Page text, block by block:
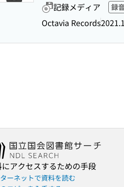
記録メディア 録
Octavia Records
にアクセスするための手段
ーネットで資料を読む